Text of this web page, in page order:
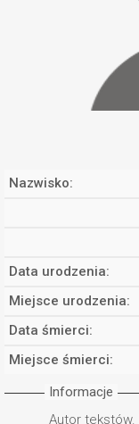
Nazwisko:
Data urodzenia:
Miejsce urodzenia:
Data śmierci:
Miejsce śmierci:
Informacje
Autor tekstów.